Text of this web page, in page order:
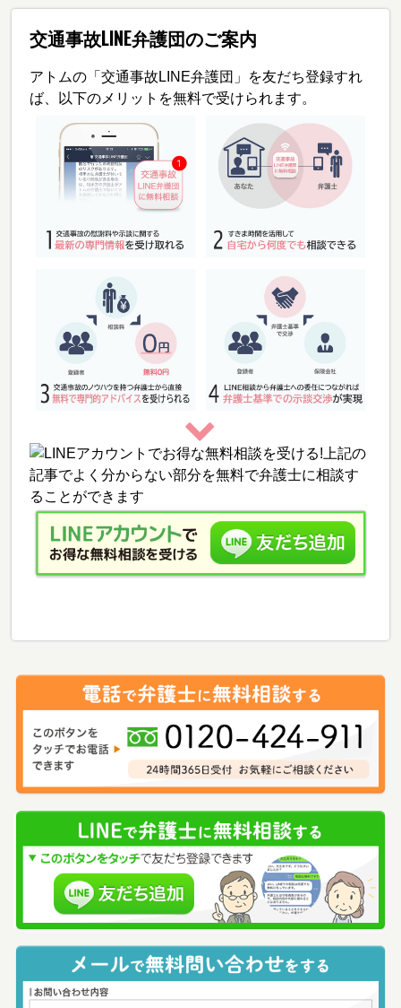
交通事故LINE弁護団のご案内
アトムの「交通事故LINE弁護団」を友だち登録すれ
ば、以下のメリットを無料で受けられます。